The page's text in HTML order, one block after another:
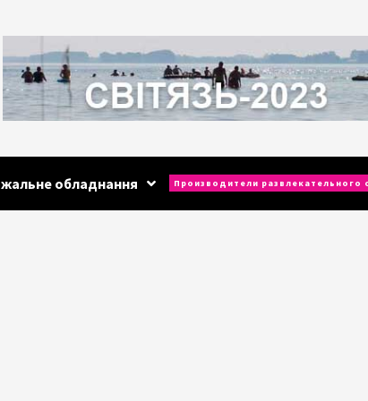
обладнання Производители развлекательного